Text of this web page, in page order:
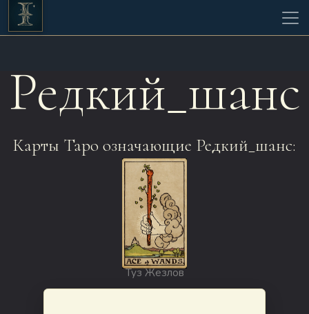
Редкий_шанс
Карты Таро означающие Редкий_шанс:
Туз Жезлов